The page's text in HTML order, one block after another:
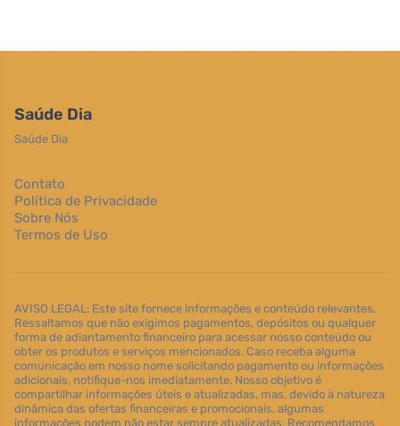
Saúde Dia
Saúde Dia
Contato
Política de Privacidade
Sobre Nós
Termos de Uso
AVISO LEGAL: Este site fornece informações e conteúdo relevantes.
Ressaltamos que não exigimos pagamentos, depósitos ou qualquer
forma de adiantamento financeiro para acessar nosso conteúdo ou
obter os produtos e serviços mencionados. Caso receba alguma
comunicação em nosso nome solicitando pagamento ou informações
adicionais, notifique-nos imediatamente. Nosso objetivo é
compartilhar informações úteis e atualizadas, mas, devido à natureza
dinâmica das ofertas financeiras e promocionais, algumas
informações podem não estar sempre atualizadas. Recomendamos